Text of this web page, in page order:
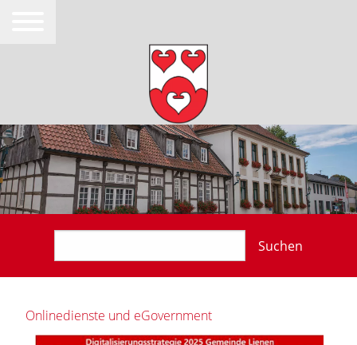
Suchen
Onlinedienste und eGovernment